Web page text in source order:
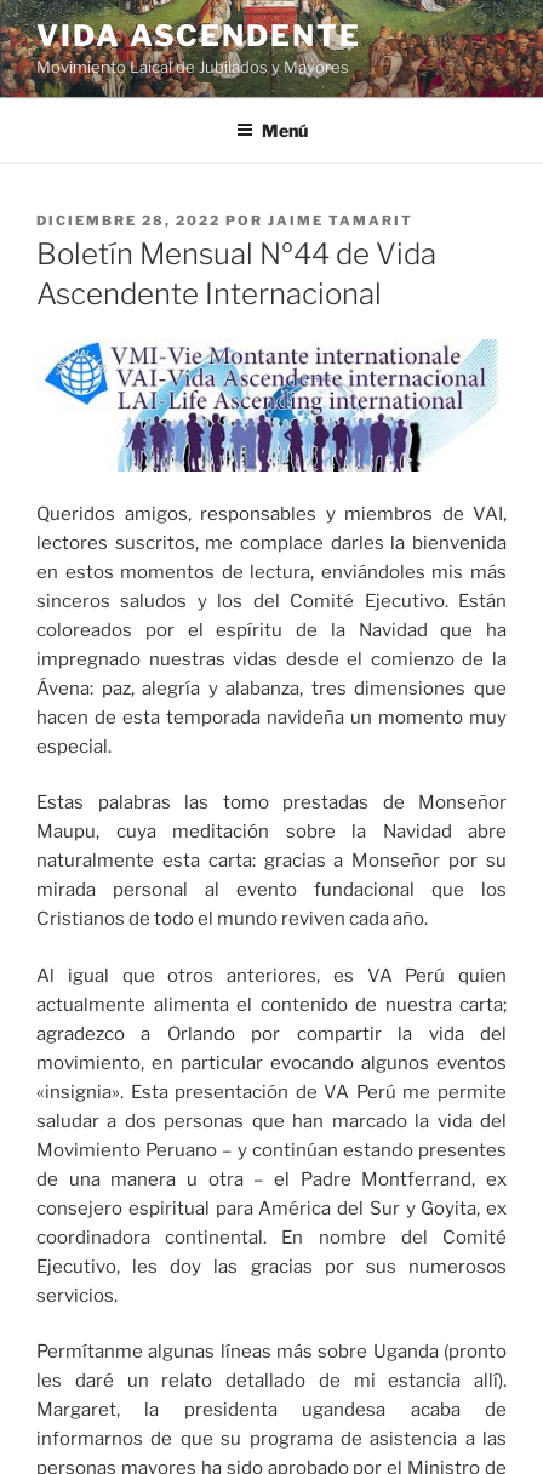
VIDA ASCENDENTE
Movimiento Laical de Jubilados y Mayores
Menú
DICIEMBRE 28, 2022 POR JAIME TAMARIT
Boletín Mensual Nº44 de Vida
Ascendente Internacional
Queridos amigos, responsables y miembros de VAI,
lectores suscritos, me complace darles la bienvenida
en estos momentos de lectura, enviándoles mis más
sinceros saludos y los del Comité Ejecutivo. Están
coloreados por el espíritu de la Navidad que ha
impregnado nuestras vidas desde el comienzo de la
Ávena: paz, alegría y alabanza, tres dimensiones que
hacen de esta temporada navideña un momento muy
especial.
Estas palabras las tomo prestadas de Monseñor
Maupu, cuya meditación sobre la Navidad abre
naturalmente esta carta: gracias a Monseñor por su
mirada personal al evento fundacional que los
Cristianos de todo el mundo reviven cada año.
Al igual que otros anteriores, es VA Perú quien
actualmente alimenta el contenido de nuestra carta;
agradezco a Orlando por compartir la vida del
movimiento, en particular evocando algunos eventos
«insignia». Esta presentación de VA Perú me permite
saludar a dos personas que han marcado la vida del
Movimiento Peruano – y continúan estando presentes
de una manera u otra – el Padre Montferrand, ex
consejero espiritual para América del Sur y Goyita, ex
coordinadora continental. En nombre del Comité
Ejecutivo, les doy las gracias por sus numerosos
servicios.
Permítanme algunas líneas más sobre Uganda (pronto
les daré un relato detallado de mi estancia allí).
Margaret, la presidenta ugandesa acaba de
informarnos de que su programa de asistencia a las
personas mayores ha sido aprobado por el Ministro de